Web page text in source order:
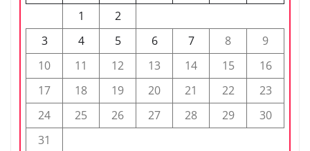
1
2
3
4 5 6 7 8
9
10
11 12 13 14 15
16
17
18 19 20 21 22
23
24
25 26 27 28 29
30
31